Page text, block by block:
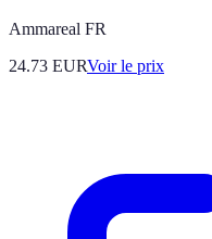
Ammareal FR
24.73 EURVoir le prix